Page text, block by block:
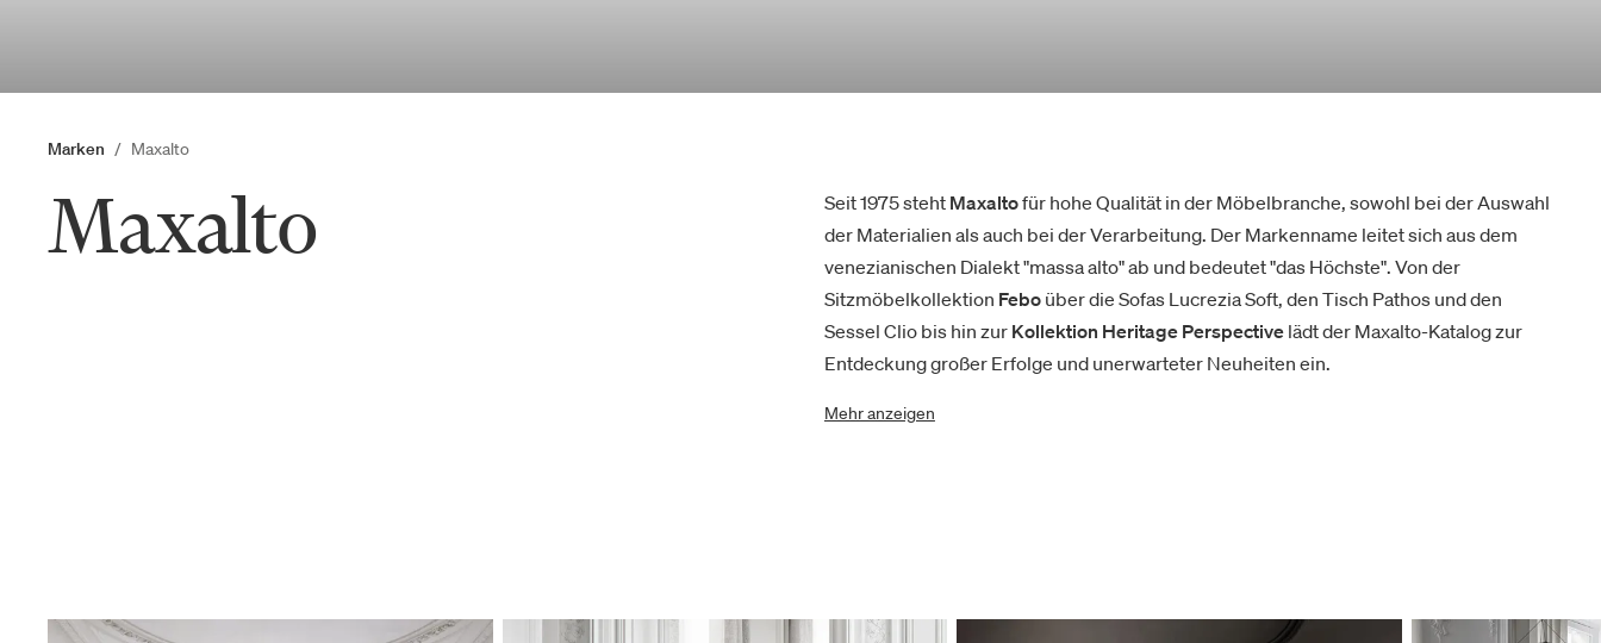
Marken Maxalto
Maxalto Seit 1975 steht Maxaltofür hohe Qualität in der Möbelbranche, sowohl bei der Auswahl
der Materialien als auch bei der Verarbeitung. Der Markenname leitet sich aus dem
venezianischen Dialekt "massa alto" ab und bedeutet "das Höchste". Von der
Sitzmöbelkollektion Feboüber die Sofas Lucrezia Soft, den Tisch Pathos und den
Sessel Clio bis hin zur Kollektion Heritage Perspectivelädt der Maxalto-Katalog zur
Entdeckung großer Erfolge und unerwarteter Neuheiten ein.
Mehr anzeigen